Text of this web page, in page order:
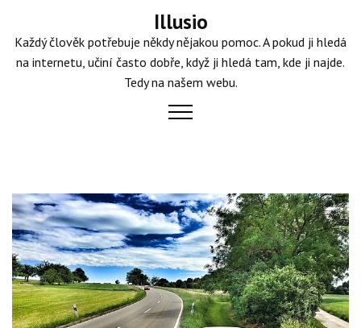
content
Illusio
Každý člověk potřebuje někdy nějakou pomoc. A pokud ji hledá
na internetu, učiní často dobře, když ji hledá tam, kde ji najde.
Tedy na našem webu.